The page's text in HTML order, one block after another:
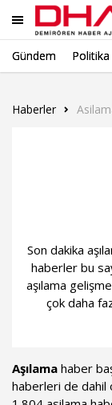
Gündem Politika
Haberler
Son dakika
haberler bu
aşılama
çok daha
Aşılama haber
haberleri de dahil